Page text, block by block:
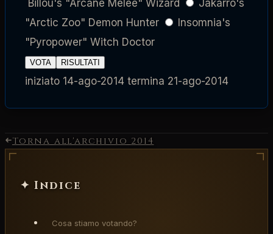
Billou's "Arcane Melee" Wizard
Jakarro's
"Arctic Zoo" Demon Hunter
Insomnia's
"Pyropower" Witch Doctor
VOTA RISULTATI
iniziato 14-ago-2014 termina 21-ago-2014
Torna all'archivio 2014
✦ Indice
Cosa stiamo votando?